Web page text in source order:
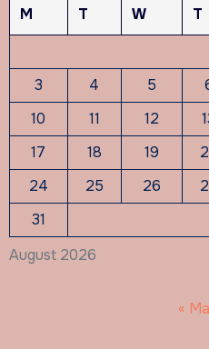
August 2026
M T W T
3
4 5
10
11 12
17
18 19
24
25 26
31
«